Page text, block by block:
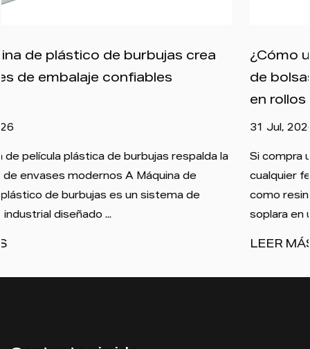
la
¿Cómo una máquina de película
de bolsas de basura convierte los
Si compra un rollo de bolsas de basura negras en
cualquier ferretería, es muy probable que
como resina plástica en bruto, se derritiera y se
soplara en un tubo delgado de película. Ese es...